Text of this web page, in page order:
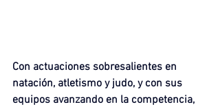
Con actuaciones sobresalientes en
natación, atletismo y judo, y con sus
equipos avanzando en la competencia,